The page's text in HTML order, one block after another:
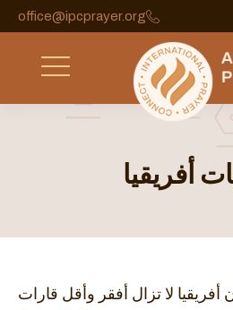
office@ipcprayer.org
أفريقيا
أفريقيا لا تزال أفقر وأقل قارات